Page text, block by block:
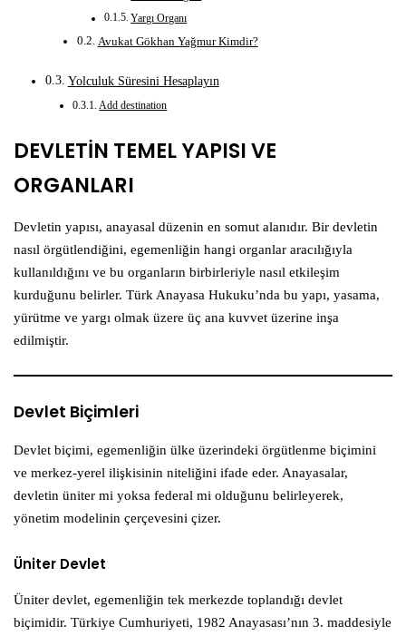
Yargı Organı
Avukat Gökhan Yağmur Kimdir?
Yolculuk Süresini Hesaplayın
Add destination
DEVLETİN TEMEL YAPISI VE
ORGANLARI
Devletin yapısı, anayasal düzenin en somut alanıdır. Bir devletin
nasıl örgütlendiğini, egemenliğin hangi organlar aracılığıyla
kullanıldığını ve bu organların birbirleriyle nasıl etkileşim
kurduğunu belirler. Türk Anayasa Hukuku’nda bu yapı, yasama,
yürütme ve yargı olmak üzere üç ana kuvvet üzerine inşa
edilmiştir.
Devlet Biçimleri
Devlet biçimi, egemenliğin ülke üzerindeki örgütlenme biçimini
ve merkez-yerel ilişkisinin niteliğini ifade eder. Anayasalar,
devletin üniter mi yoksa federal mi olduğunu belirleyerek,
yönetim modelinin çerçevesini çizer.
Üniter Devlet
Üniter devlet, egemenliğin tek merkezde toplandığı devlet
biçimidir. Türkiye Cumhuriyeti, 1982 Anayasası’nın 3. maddesiyle